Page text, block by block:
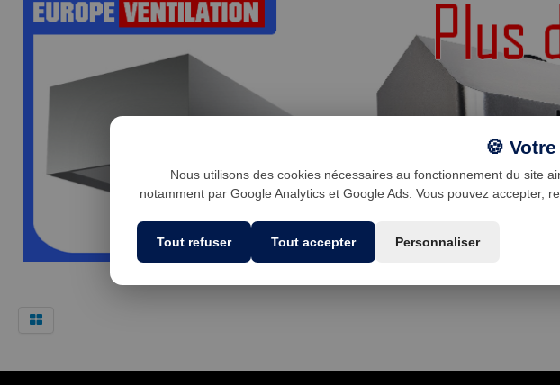
🍪
Nous utilisons des cookies nécessaires au fonctionnement du site
notamment par Google Analytics et Google Ads. Vous pouvez accepter,
Tout refuser Tout accepter Personnaliser